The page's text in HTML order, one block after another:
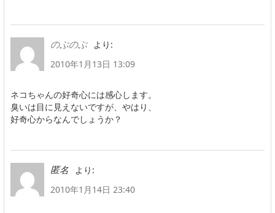
のぶのぶ
より:
2010年1月13日 13:09
ネコちゃんの好奇心には感心します。
臭いは目に見えないですが、やはり、
好奇心からなんでしょうか？
匿名
より:
2010年1月14日 23:40